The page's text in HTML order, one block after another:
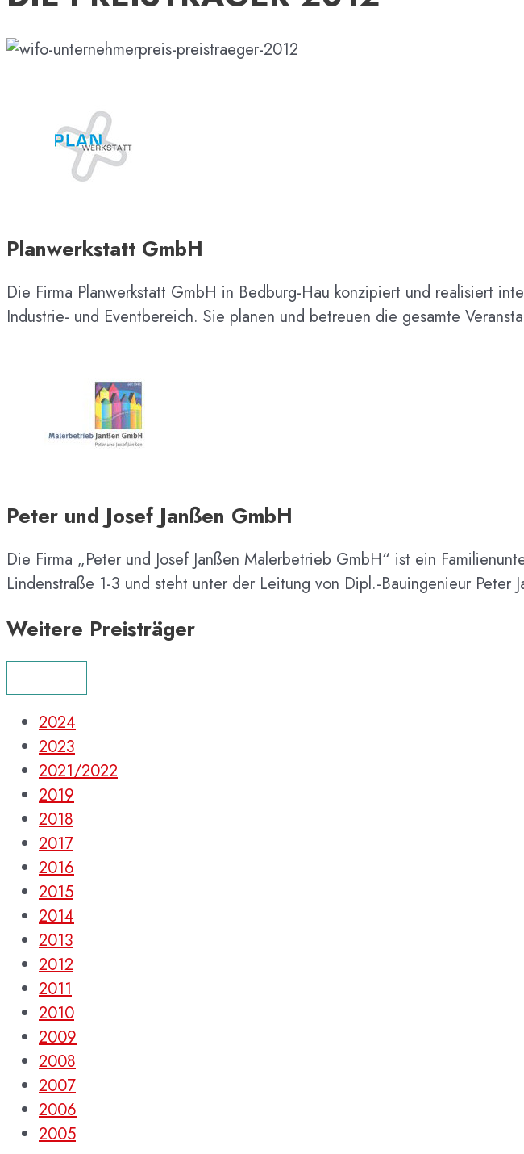
Planwerkstatt GmbH
Die Firma Planwerkstatt GmbH in Bedburg-Hau konzipiert und realisiert
Industrie- und Eventbereich. Sie planen und betreuen die gesamte
Peter und Josef Janßen GmbH
Die Firma „Peter und Josef Janßen Malerbetrieb GmbH“ ist ein
Lindenstraße 1-3 und steht unter der Leitung von Dipl.-Bauingenieur Peter
Weitere Preisträger
2024
2023
2021/2022
2019
2018
2017
2016
2015
2014
2013
2012
2011
2010
2009
2008
2007
2006
2005